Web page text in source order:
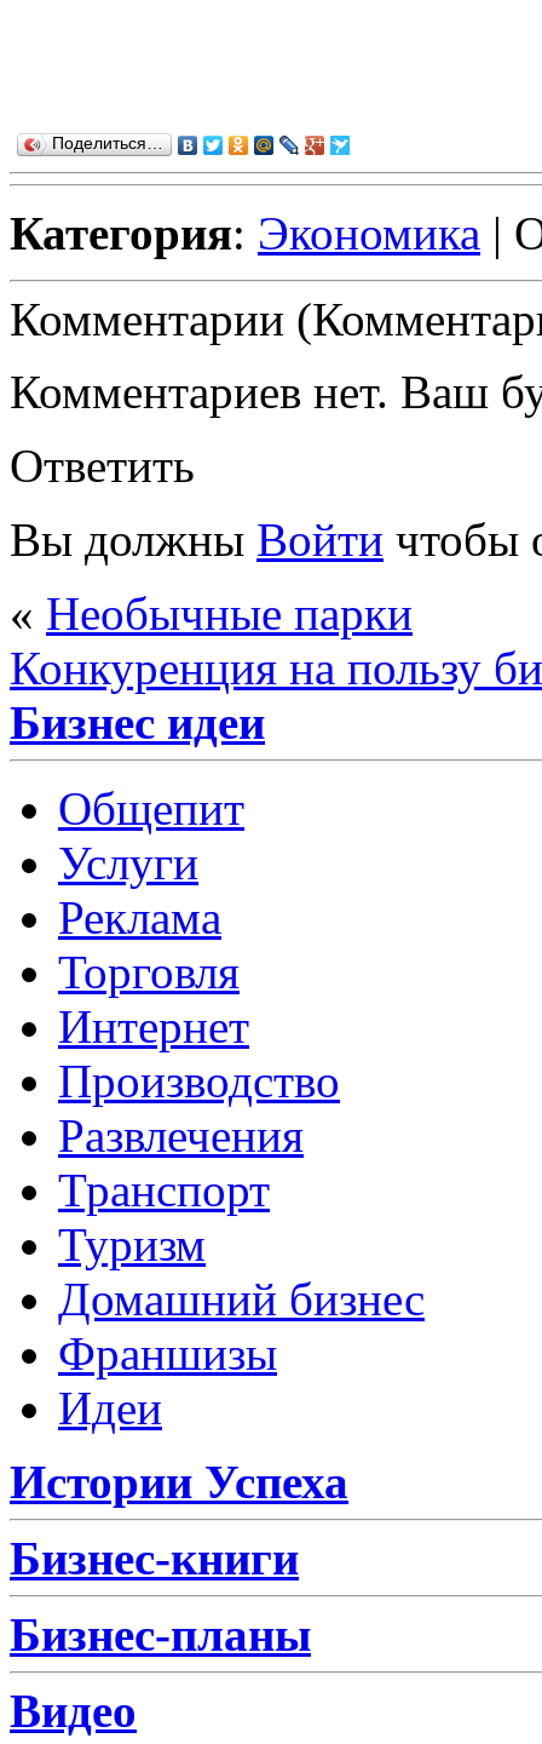
Поделиться…
Категория: Экономика |
Комментарии
Комментариев нет. Ваш
Ответить
Вы должны Войти чтобы
« Необычные парки
Конкуренция на пользу
Бизнес идеи
Общепит
Услуги
Реклама
Торговля
Интернет
Производство
Развлечения
Транспорт
Туризм
Домашний бизнес
Франшизы
Идеи
Истории Успеха
Бизнес-книги
Бизнес-планы
Видео